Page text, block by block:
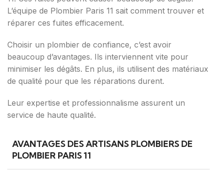
L’équipe de Plombier Paris 11 sait comment trouver et
réparer ces fuites efficacement.
Choisir un plombier de confiance, c’est avoir
beaucoup d’avantages. Ils interviennent vite pour
minimiser les dégâts. En plus, ils utilisent des matériaux
de qualité pour que les réparations durent.
Leur expertise et professionnalisme assurent un
service de haute qualité.
AVANTAGES DES ARTISANS PLOMBIERS DE
PLOMBIER PARIS 11